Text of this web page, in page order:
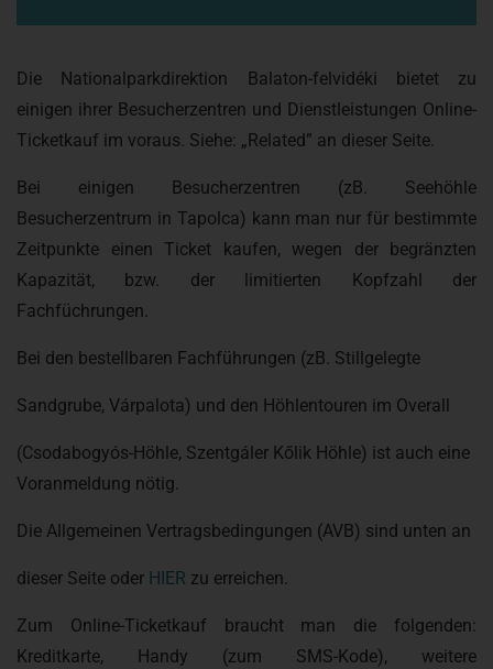
Die Nationalparkdirektion Balaton-felvidéki bietet zu
einigen ihrer Besucherzentren und Dienstleistungen Online-
Ticketkauf im voraus. Siehe: „Related” an dieser Seite.
Bei einigen Besucherzentren (zB. Seehöhle
Besucherzentrum in Tapolca) kann man nur für bestimmte
Zeitpunkte einen Ticket kaufen, wegen der begränzten
Kapazität, bzw. der limitierten Kopfzahl der
Fachfüchrungen.
Bei den bestellbaren Fachführungen (zB. Stillgelegte
Sandgrube, Várpalota) und den Höhlentouren im Overall
(Csodabogyós-Höhle, Szentgáler Kőlik Höhle) ist auch eine
Voranmeldung nötig.
Die Allgemeinen Vertragsbedingungen (AVB) sind unten an
dieser Seite oder HIER zu erreichen.
Zum Online-Ticketkauf braucht man die folgenden:
Kreditkarte, Handy (zum SMS-Kode), weitere